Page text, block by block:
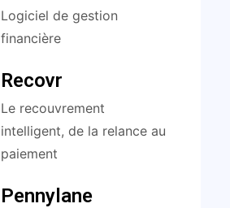
Logiciel de gestion
financière
Recovr
Le recouvrement
intelligent, de la relance au
paiement
Pennylane